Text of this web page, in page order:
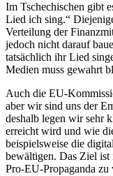
Im Tschechischen gibt
Lied ich sing.“
Verteilung der
jedoch nicht darauf
tatsächlich ihr Lied
Medien muss gewahrt
Auch die EU-
aber wir sind uns der
deshalb legen wir sehr
erreicht wird und wie
beispielsweise die
bewältigen. Das Ziel ist
Pro-EU-Propaganda zu